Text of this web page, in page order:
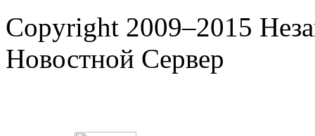
Copyright 2009–2015
Новостной Сервер